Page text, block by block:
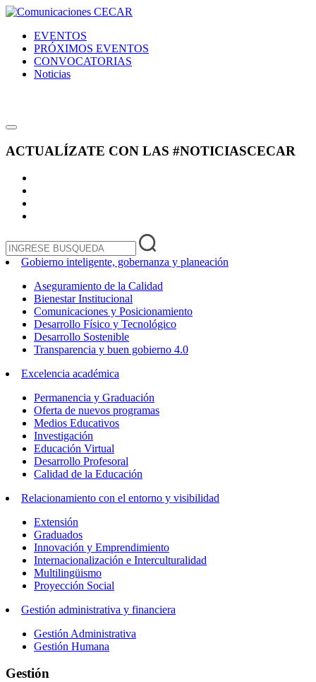
EVENTOS
PRÓXIMOS EVENTOS
CONVOCATORIAS
Noticias
ACTUALÍZATE CON LAS #NOTICIASCECAR
Gobierno inteligente, gobernanza y planeación
Aseguramiento de la Calidad
Bienestar Institucional
Comunicaciones y Posicionamiento
Desarrollo Físico y Tecnológico
Desarrollo Sostenible
Transparencia y buen gobierno 4.0
Excelencia académica
Permanencia y Graduación
Oferta de nuevos programas
Medios Educativos
Investigación
Educación Virtual
Desarrollo Profesoral
Calidad de la Educación
Relacionamiento con el entorno y visibilidad
Extensión
Graduados
Innovación y Emprendimiento
Internacionalización e Interculturalidad
Multilingüismo
Proyección Social
Gestión administrativa y financiera
Gestión Administrativa
Gestión Humana
Gestión